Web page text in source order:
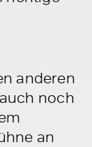
anderen
noch
an